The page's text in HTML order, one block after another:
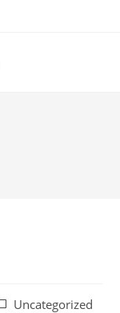
Uncategorized